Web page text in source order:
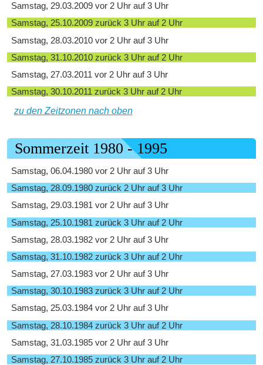
Samstag, 29.03.2009 vor 2 Uhr auf 3 Uhr
Samstag, 25.10.2009 zurück 3 Uhr auf 2 Uhr
Samstag, 28.03.2010 vor 2 Uhr auf 3 Uhr
Samstag, 31.10.2010 zurück 3 Uhr auf 2 Uhr
Samstag, 27.03.2011 vor 2 Uhr auf 3 Uhr
Samstag, 30.10.2011 zurück 3 Uhr auf 2 Uhr
zu den Zeitzonen nach oben
Sommerzeit 1980 - 1995
Samstag, 06.04.1980 vor 2 Uhr auf 3 Uhr
Samstag, 28.09.1980 zurück 2 Uhr auf 3 Uhr
Samstag, 29.03.1981 vor 2 Uhr auf 3 Uhr
Samstag, 25.10.1981 zurück 3 Uhr auf 2 Uhr
Samstag, 28.03.1982 vor 2 Uhr auf 3 Uhr
Samstag, 31.10.1982 zurück 3 Uhr auf 2 Uhr
Samstag, 27.03.1983 vor 2 Uhr auf 3 Uhr
Samstag, 30.10.1983 zurück 3 Uhr auf 2 Uhr
Samstag, 25.03.1984 vor 2 Uhr auf 3 Uhr
Samstag, 28.10.1984 zurück 3 Uhr auf 2 Uhr
Samstag, 31.03.1985 vor 2 Uhr auf 3 Uhr
Samstag, 27.10.1985 zurück 3 Uhr auf 2 Uhr